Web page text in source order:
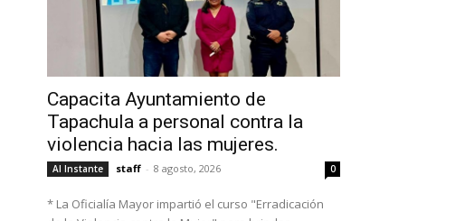
Capacita Ayuntamiento de
Tapachula a personal contra la
violencia hacia las mujeres.
Al Instante staff - 8 agosto, 2026 0
* La Oficialía Mayor impartió el curso "Erradicación